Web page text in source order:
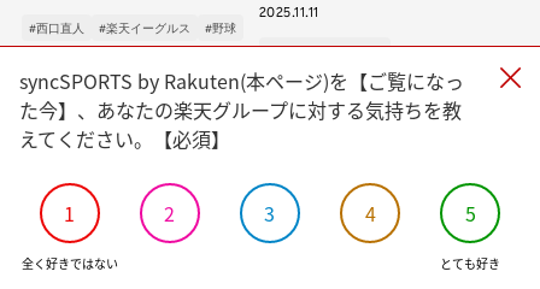
#西口直人 #楽天イーグルス #野球
2025.11.11
#Sports for Everyone
#デフ射撃エアライフル
#デフバスケットボール
#柳田かれん
#
#渡辺皓太 #Sports for Everyone
#内野航太郎
#宮崎友花 #志田千陽 #山口茜
#渡邉航貴
#奈良岡功大
#前田健太
#佐藤直樹
#⾓⼀哲児 #今野龍太 #郷家友太
#陳克羿
#宋家豪
#KAHO #加治屋蓮 #島原大河
#金子京介
#中沢匠磨
syncSPORTS by Rakuten(本ページ)を【ご覧になっ
た今】、あなたの楽天グループに対する気持ちを教
えてください。【必須】
1 2 3 4 5
全く好きではない とても好き